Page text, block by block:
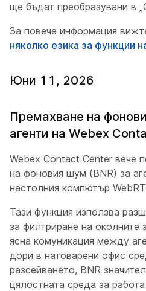
ще бъдат преобразувани в
За повече информация
няколко езика за функции
Юни 11, 2026
Премахване на
агенти на Webex
Webex Contact Center вече
на фоновия шум (BNR) за
настолния компютър
Тази функция използва
за филтриране на околните
ясна комуникация между
дори в натоварени офис
разсейването, BNR
цялостната среда за